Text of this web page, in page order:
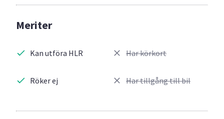
Meriter
Kan utföra HLR
Röker ej
Har körkort
Har tillgång till bil